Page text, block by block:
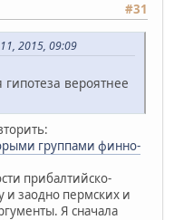
#31
2015, 09:09
вероятнее
группами финно-
прибалтийско-
и заодно пермских и
Я сначала